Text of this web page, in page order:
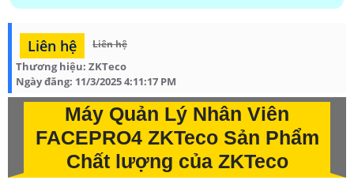
Liên hệ Liên hệ
Thương hiệu: ZKTeco
Ngày đăng: 11/3/2025 4:11:17 PM
Máy Quản Lý Nhân Viên
FACEPRO4 ZKTeco Sản Phẩm
Chất lượng của ZKTeco